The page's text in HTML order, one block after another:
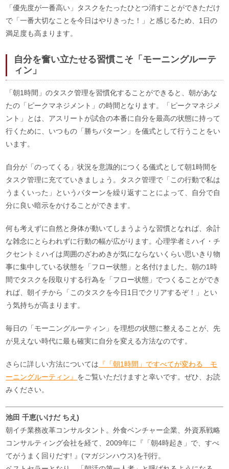
「優先度が一番高い」タスクをたったひとつ消すことができただけ
で「一番大切なことを今日はやりきった！」と感じるため、1日の
満足度も高まります。
自分を奮い立たせる習慣こそ「モーニングルーテ
ィン」
「朝1時間」のタスク管理を習慣化することができると、朝があな
たの「ピークマネジメント」の時間となります。「ピークマネジメ
ント」とは、アスリートが試合の本番に自分を最高の状態に持って
行くために、いつもの「勝ちパターン」を儀式として行うことをい
います。
自分が「のってくる」状況を意識的につくる儀式として朝1時間を
タスク管理に充てていきましょう。タスク管理で「この行動で私は
うまくいった」というパターンを繰り返すことによって、自分で自
分に良い暗示をかけることができます。
何も考えずに自然と身体が動いてしまうような習慣となれば、余計
な雑念にとらわれずに行動の幅が広がります。心理学者ミハイ・チ
クセントミハイは周囲のざわめきが気にならないくらい思いきり物
事に集中している状態を「フロー状態」と名付けました。朝の1時
間でタスクを段取りする行為を「フロー状態」でつくることができ
れば、朝イチから「このタスクを今日1日でクリアするぞ！」とい
う気持ちが高まります。
毎日の「モーニングルーティン」を理想の状態に整えることが、先
が見えない時代に最も確実に自分を変える方法なのです。
さらに詳しい方法については 『「朝1時間」ですべてが変わる モ
ーニングルーティン』 をご覧いただけますと幸いです。ぜひ、お読
みください。
池田 千恵(いけだ ちえ)
朝イチ業務改革コンサルタント。外食ベンチャー企業、外資系戦略
コンサルティング会社を経て、2009年に『「朝4時起き」で、すべ
てがうまく回りだす! 』(マガジンハウス)を刊行。